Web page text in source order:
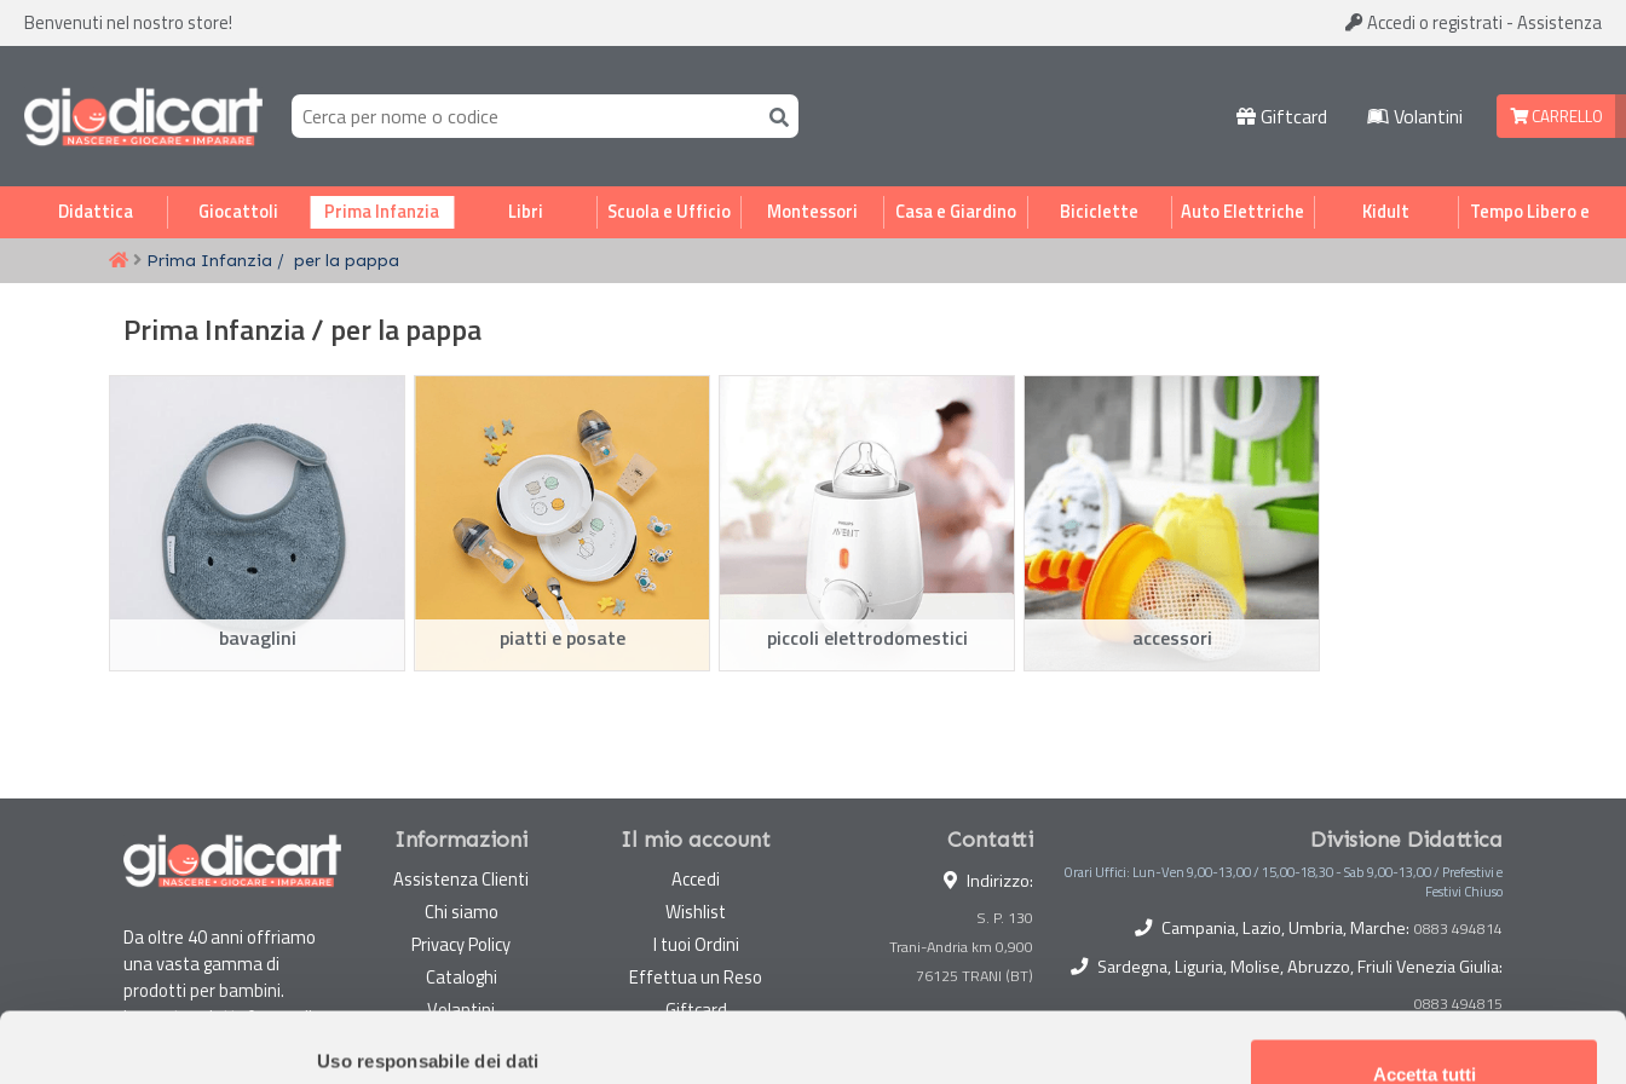
Uso responsabile dei dati
Accetta tutti
Benvenuti nel nostro store! Accedi o registrati -Assistenza
Giftcard Volantini CARRELLO
Didattica Giocattoli Prima Infanzia Libri Scuola e Ufficio Montessori Casa e Giardino Biciclette Auto Elettriche Kidult
Tempo Libero e
Sport
Prima Infanzia per la pappa
Prima Infanzia / per la pappa
bavaglini piatti e posate piccoli elettrodomestici accessori
Da oltre 40 anni offriamo
una vasta gamma di
prodotti per bambini.
La nostra piattaforma di
Informazioni
Assistenza Clienti
Chi siamo
Privacy Policy
Cataloghi
Volantini
DURC e Tracciabilità
Il mio account
Accedi
Wishlist
I tuoi Ordini
Effettua un Reso
Giftcard
Contatti
Indirizzo:
S. P. 130
Trani-Andria km 0,900
Divisione Didattica
Orari Uffici: Lun-Ven 9,00-13,00 / 15,00-18,30 - Sab 9,00-13,00 / Prefestivi e
Festivi Chiuso
Campania, Lazio, Umbria, Marche: 0883 494814
Sardegna, Liguria, Molise, Abruzzo, Friuli Venezia Giulia:
0883 494815
Toscana, Lombardia, Piemonte, Veneto, Trentino Alto